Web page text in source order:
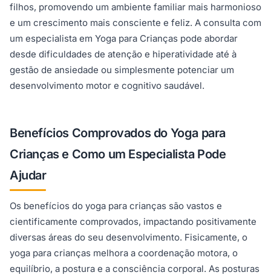
filhos, promovendo um ambiente familiar mais harmonioso
e um crescimento mais consciente e feliz. A consulta com
um especialista em Yoga para Crianças pode abordar
desde dificuldades de atenção e hiperatividade até à
gestão de ansiedade ou simplesmente potenciar um
desenvolvimento motor e cognitivo saudável.
Benefícios Comprovados do Yoga para
Crianças e Como um Especialista Pode
Ajudar
Os benefícios do yoga para crianças são vastos e
cientificamente comprovados, impactando positivamente
diversas áreas do seu desenvolvimento. Fisicamente, o
yoga para crianças melhora a coordenação motora, o
equilíbrio, a postura e a consciência corporal. As posturas